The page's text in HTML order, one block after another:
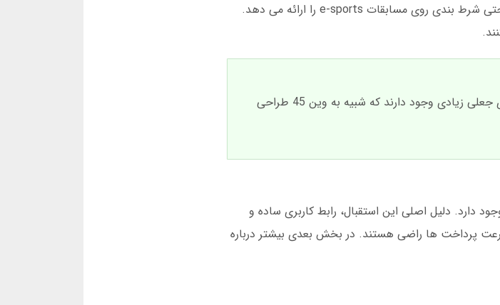
فوتبال نیست. این سایت طیف وسیعی از بازی ها از جمله بازی انفجار، پوکر، و حتی شرط بندی روی مسابقات e-sports را ارائه می دهد.
وین 45 معتبر است اما حتما از آدرس جدید وین 45 استفاده کنید. سایت های جعلی زیادی وجود دارند که شبیه به وین 45 طراحی
2024، آمار نشان داد بیش از 200 هزار کاربر فعال ماهانه در وین 45 وجود دارد. دلیل اصلی این استقبال، رابط کاربری ساده و
است. بسیاری از کاربران بعد از ثبت نام در سایت وین 45، از سرعت پرداخت ها راضی هستند. در بخش بعدی بیشتر درباره